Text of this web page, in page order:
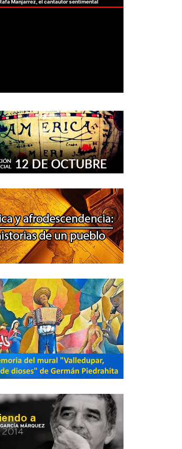
Rafa Manjarrez, el cantautor sentimental